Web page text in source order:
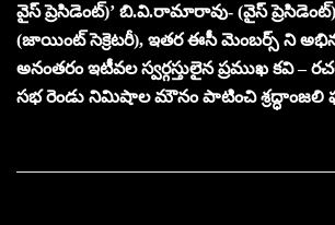
వైస్ ప్రెసిడెంట్)’ బి.వి.రామారావు- (వైస్
(జాయింట్ సెక్రెటరీ), ఇతర ఈసీ మెంబర్స్ ని
అనంతరం ఇటీవల స్వర్గస్తులైన ప్రముఖ కవి –
సభ రెండు నిమిషాల మౌనం పాటించి శ్రద్ధాంజలి